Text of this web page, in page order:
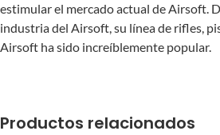
estimular el mercado actual de Airsoft.
industria del Airsoft, su línea de rifles,
Airsoft ha sido increíblemente popular.
Productos relacionados